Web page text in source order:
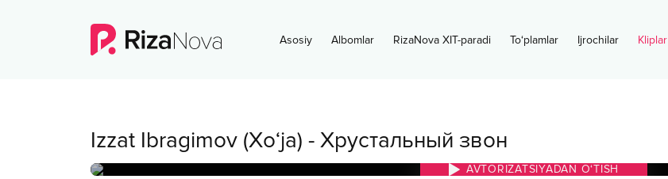
Asosiy Albomlar RizaNova XIT-paradi To‘plamlar Ijrochilar Kliplar
Izzat Ibragimov (Xo‘ja) - Хрустальный звон
AVTORIZATSIYADAN O‘TISH